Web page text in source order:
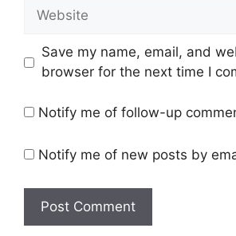
Website
Save my name, email, and
browser for the next time I
Notify me of follow-up
Notify me of new posts by